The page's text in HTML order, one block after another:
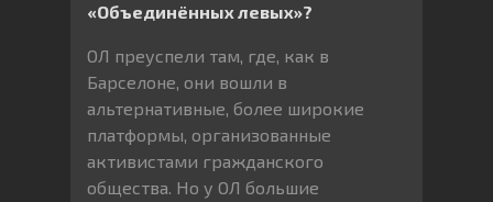
«Объединённых левых»?
ОЛ преуспели там, где, как в
Барселоне, они вошли в
альтернативные, более широкие
платформы, организованные
активистами гражданского
общества. Но у ОЛ большие